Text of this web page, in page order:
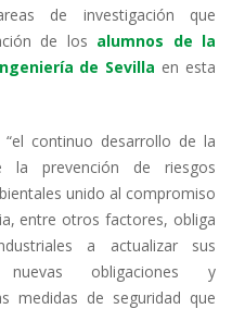
de investigación que
de los alumnos de la
de Sevilla en esta
continuo desarrollo de la
prevención de riesgos
unido al compromiso
entre otros factores, obliga
a actualizar sus
obligaciones y
medidas de seguridad que